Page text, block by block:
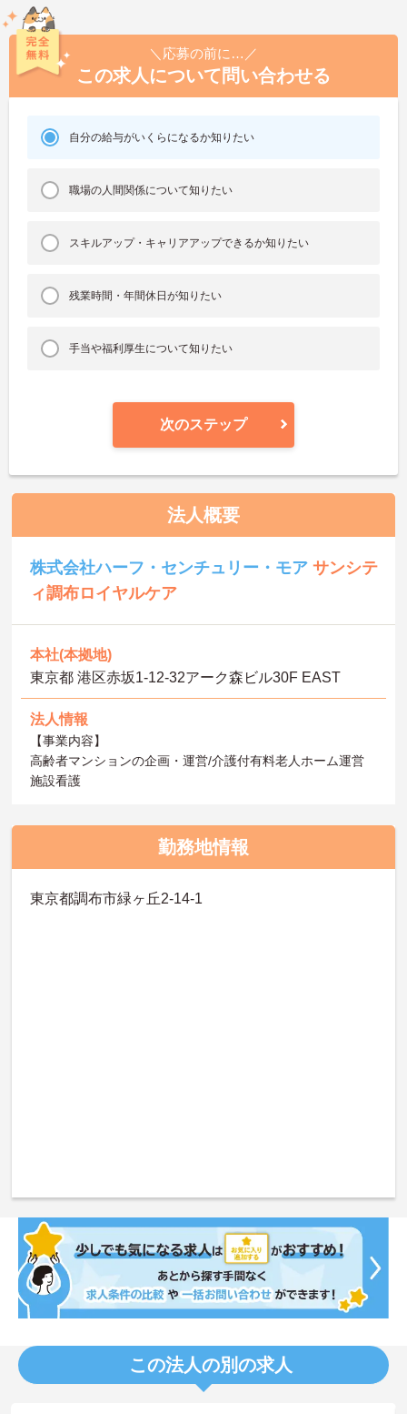
＼応募の前に…／
この求人について問い合わせる
自分の給与がいくらになるか知りたい
職場の人間関係について知りたい
スキルアップ・キャリアアップできるか知りたい
残業時間・年間休日が知りたい
手当や福利厚生について知りたい
次のステップ
法人概要
株式会社ハーフ・センチュリー・モアサンシテ
ィ調布ロイヤルケア
本社(本拠地)
東京都 港区赤坂1-12-32アーク森ビル30F EAST
法人情報
【事業内容】
高齢者マンションの企画・運営/介護付有料老人ホーム運営
施設看護
勤務地情報
東京都調布市緑ヶ丘2-14-1
この法人の別の求人